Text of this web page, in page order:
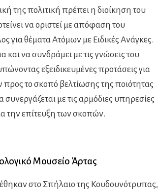
της πολιτική πρέπει η διοίκηση του
να οριστεί με απόφαση του
για θέματα Ατόμων με Ειδικές Ανάγκες.
να συνδράμει με τις γνώσεις του
εξειδικευμένες προτάσεις για
το σκοπό βελτίωσης της ποιότητας
με τις αρμόδιες υπηρεσίες
την επίτευξη των σκοπών.
Μουσείο Άρτας
στο Σπήλαιο της Κουδουνότρυπας,